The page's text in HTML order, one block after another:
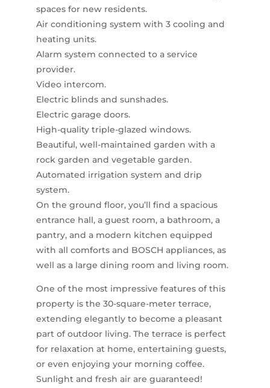
spaces for new residents.
Air conditioning system with 3 cooling and
heating units.
Alarm system connected to a service
provider.
Video intercom.
Electric blinds and sunshades.
Electric garage doors.
High-quality triple-glazed windows.
Beautiful, well-maintained garden with a
rock garden and vegetable garden.
Automated irrigation system and drip
system.
On the ground floor, you’ll find a spacious
entrance hall, a guest room, a bathroom, a
pantry, and a modern kitchen equipped
with all comforts and BOSCH appliances, as
well as a large dining room and living room.
One of the most impressive features of this
property is the 30-square-meter terrace,
extending elegantly to become a pleasant
part of outdoor living. The terrace is perfect
for relaxation at home, entertaining guests,
or even enjoying your morning coffee.
Sunlight and fresh air are guaranteed!